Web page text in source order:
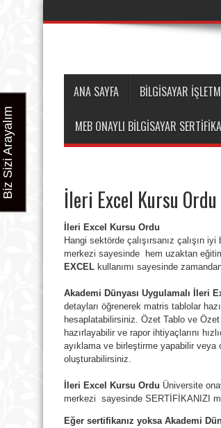
ANA SAYFA BİLGİSAYAR
MEB ONAYLI BILGISAYAR
İleri Excel Kursu Ordu
İleri Excel Kursu Ordu
Hangi sektörde çalışırsanız çalışın iyi
merkezi sayesinde hem uzaktan
EXCEL kullanımı sayesinde
Akademi Dünyası Uygulamalı İleri
detayları öğrenerek matris tablolar
hesaplatabilirsiniz. Özet Tablo ve
hazırlayabilir ve rapor ihtiyaçlarını
ayıklama ve birleştirme yapabilir veya
oluşturabilirsiniz.
İleri Excel Kursu Ordu Üniversite
merkezi sayesinde SERTİFİKANIZI
Eğer sertifikanız yoksa Akademi
Biz Sizi Arayalım